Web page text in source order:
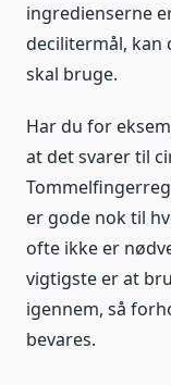
ingredienserne
decilitermål, kan
skal bruge.
Har du for
at det svarer til
er gode nok til
ofte ikke er
vigtigste er at
igennem, så
bevares.